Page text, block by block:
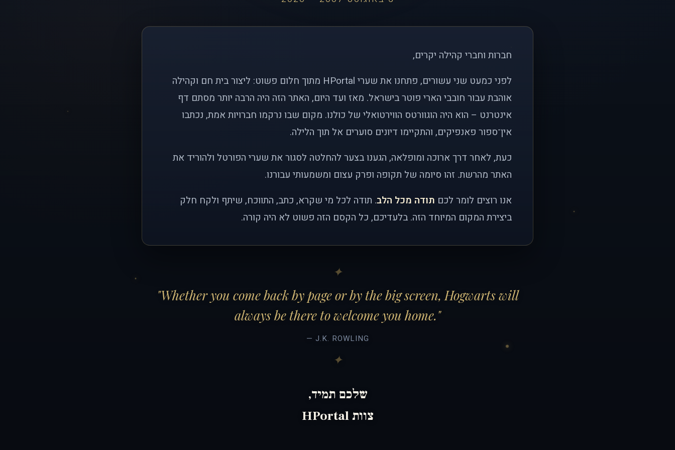
חברות וחברי קהילה יקרים,
לפני כמעט שני עשורים, פתחנו את שערי HPortal מתוך חלום פשוט: ליצור בית חם וקהילה
אוהבת עבור חובבי הארי פוטר בישראל. מאז ועד היום, האתר הזה היה הרבה יותר מסתם דף
אינטרנט – הוא היה הוגוורטס הווירטואלי של כולנו. מקום שבו נרקמו חברויות אמת, נכתבו
אין־ספור פאנפיקים, והתקיימו דיונים סוערים אל תוך הלילה.
כעת, לאחר דרך ארוכה ומופלאה, הגענו בצער להחלטה לסגור את שערי הפורטל ולהוריד את
האתר מהרשת. זהו סיומה של תקופה ופרק עצום ומשמעותי עבורנו.
אנו רוצים לומר לכם תודה מכל הלב. תודה לכל מי שקרא, כתב, התווכח, שיתף ולקח חלק
ביצירת המקום המיוחד הזה. בלעדיכם, כל הקסם הזה פשוט לא היה קורה.
"Whether you come back by page or by the big screen, Hogwarts will
always be there to welcome you home."
— J.K. ROWLING
שלכם תמיד,
צוות HPortal